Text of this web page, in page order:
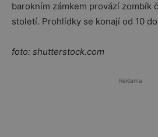
barokním zámkem provází zombík
století. Prohlídky se konají od 10
foto: shutterstock.com
Reklama